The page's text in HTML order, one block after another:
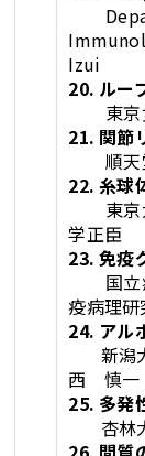
Izui
20. ルー
東京
21. 関節
順天
22. 糸球
東京
学正臣
23. 免疫
国立病
疫病理
24. アル
新潟
西 慎一
25. 多発
杏林